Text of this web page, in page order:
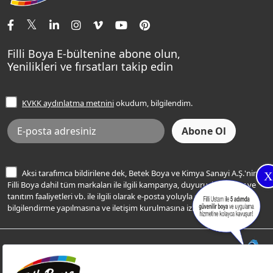
X
Tavan Boyaları
Ev Bakım ve Hobi Boyaları
Yatak Odası Renkleri
Sentomaxx Sentetik Boya
Sentomaxx İpeksi Mat
Momento Life
Şampanya Rengi
Açık Mavi Rengi
Frezya Rengi
İletişim Bilgilerimiz
Renk Danışma
Filli Ustam
Sıkça Sorulan Sorular
Ücretsiz Yalıtım Keşif Hizmeti
Bilgi Toplumu Hizmetleri
İnternet Sitesi Kullanım Koşulları
KVKK Talep Formu
KVKK Aydınlatma Metni
Filli Boya E-bültenine abone olun,
Yenilikleri ve fırsatları takip edin
KVKK aydınlatma metniniokudum, bilgilendim.
Aksi tarafımca bildirilene dek, Betek Boya ve Kimya Sanayi A.Ş.'nin
Filli Boya dahil tüm markaları ile ilgili kampanya, duyuru, hizmetler ve
tanıtım faaliyetleri vb. ile ilgili olarak e-posta yoluyla şahsıma
bilgilendirme yapılmasına ve iletişim kurulmasına izin veriyorum.